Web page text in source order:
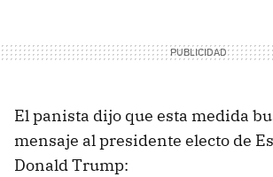
El panista dijo que esta medida
mensaje al presidente electo de
Donald Trump: